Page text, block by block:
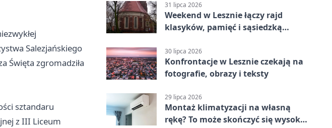
Salezjańskiego
Święta zgromadziła
sztandaru
z III Liceum
31 lipca 2026
Weekend w Lesznie łączy rajd
klasyków, pamięć i sąsiedzką
30 lipca 2026
Konfrontacje w Lesznie czekają na
fotografie, obrazy i teksty
29 lipca 2026
Montaż klimatyzacji na własną
rękę? To może skończyć się wysoką